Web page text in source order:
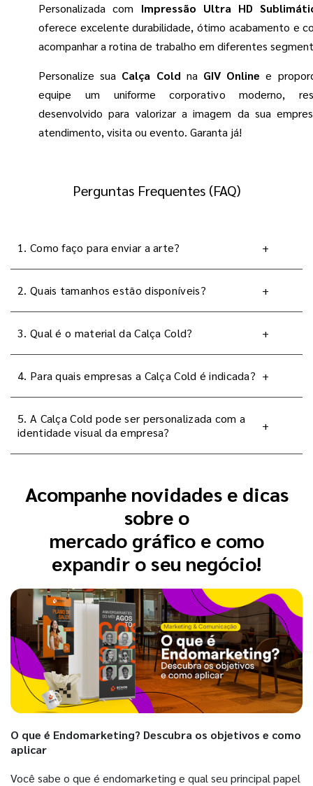
Personalizada com Impressão Ultra HD
oferece excelente durabilidade, ótimo acabamento e
acompanhar a rotina de trabalho em diferentes
Personalize sua Calça Cold na GIV Online e
equipe um uniforme corporativo moderno,
desenvolvido para valorizar a imagem da sua
atendimento, visita ou evento. Garanta já!
Perguntas Frequentes (FAQ)
1. Como faço para enviar a arte? +
2. Quais tamanhos estão disponíveis? +
3. Qual é o material da Calça Cold? +
4. Para quais empresas a Calça Cold é indicada? +
5. A Calça Cold pode ser personalizada com a
identidade visual da empresa?
+
Acompanhe novidades e dicas
sobre o
mercado gráfico e como
expandir o seu negócio!
O que é Endomarketing? Descubra os objetivos e como
aplicar
Você sabe o que é endomarketing e qual seu principal papel